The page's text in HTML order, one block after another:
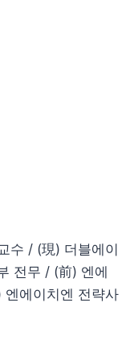
수 / (現) 더블에이
전무 / (前) 엔에
에이치엔 전략사